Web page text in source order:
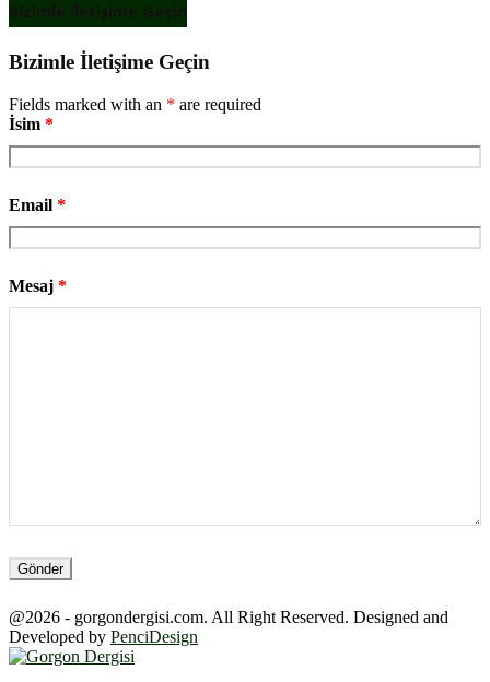
Bizimle İletişime Geçin
Bizimle İletişime Geçin
Fields marked with an * are required
İsim *
Email *
Mesaj *
@2026 - gorgondergisi.com. All Right Reserved. Designed and
Developed by PenciDesign